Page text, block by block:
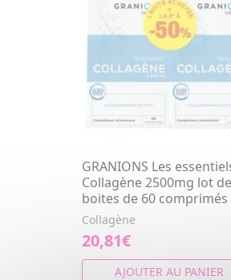
GRANIONS Les
Collagène 2500mg lot
boites de 60 comprimés
Collagène
20,81€
AJOUTER AU PANIER